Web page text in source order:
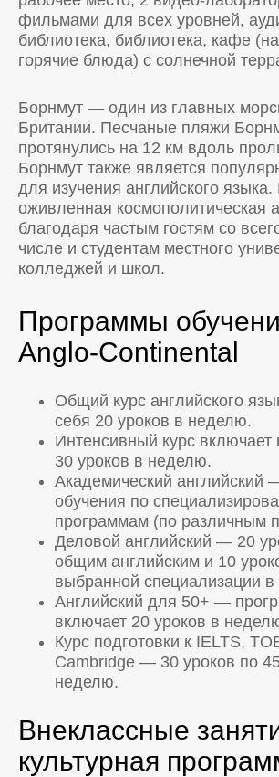
фильмами для всех уровней,
библиотека, библиотека, кафе
горячие блюда) с солнечной
Борнмут — один из главных
Британии. Песчаные пляжи
протянулись на 12 км вдоль
Борнмут также является
для изучения английского
оживленная космополитическая
благодаря частым гостям со
числе и студентам местного
колледжей и школ.
Программы
Anglo-Continental
Общий курс английского
себя 20 уроков в неделю.
Интенсивный курс включает
30 уроков в неделю.
Академический английский
обучения по
программам (по различным
Деловой английский — 20
общим английским и 10
выбранной специализации
Английский для 50+ —
включает 20 уроков в
Курс подготовки к IELTS,
Cambridge — 30 уроков по
неделю.
Внеклассные
культурная